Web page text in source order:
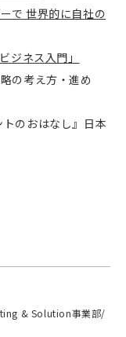
で 世界的に自社の
ジネス入門」
の考え方・進め
のおはなし』日本
& Solution事業部/